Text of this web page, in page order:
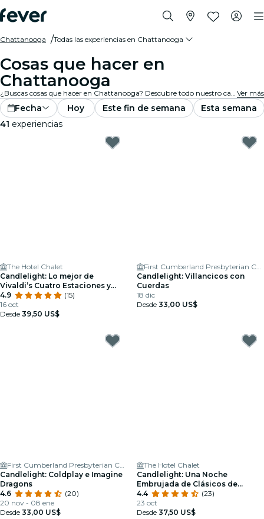
Chattanooga Todas las experiencias en Chattanooga
Cosas que hacer en
Chattanooga
¿Buscas cosas que hacer en Chattanooga? Descubre todo nuestro catálogo y encuentra las mejores experiencias y actividades que hay ahora mismo en la ciudad. Ver más
Fecha Hoy Este fin de semana
Esta semana
41 experiencias
The Hotel Chalet
Candlelight: Lo mejor de
Vivaldi’s Cuatro Estaciones y
más
4.9
(15)
16 oct
Desde 39,50 US$
First Cumberland Presbyterian Church
Candlelight: Villancicos con
Cuerdas
18 dic
Desde 33,00 US$
First Cumberland Presbyterian Church
Candlelight: Coldplay e Imagine
Dragons
4.6
(20)
20 nov - 08 ene
Desde 33,00 US$
The Hotel Chalet
Candlelight: Una Noche
Embrujada de Clásicos de
Halloween
4.4
(23)
23 oct
Desde 37,50 US$